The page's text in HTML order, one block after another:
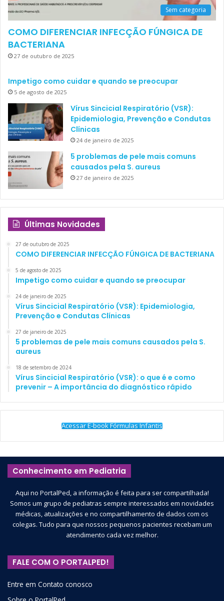
Sem categoria
COMO DIFERENCIAR INFECÇÃO FÚNGICA DE
BACTERIANA
27 de outubro de 2025
Impetigo como cuidar e quando se preocupar
5 de agosto de 2025
Vírus Sincicial Respiratório (VSR):
Epidemiologia, Prevenção e Condutas
Clínicas
24 de janeiro de 2025
5 problemas de pele mais comuns
causados pela S. aureus
27 de janeiro de 2025
Últimas Novidades
27 de outubro de 2025
COMO DIFERENCIAR INFECÇÃO FÚNGICA DE BACTERIANA
5 de agosto de 2025
Impetigo como cuidar e quando se preocupar
24 de janeiro de 2025
Vírus Sincicial Respiratório (VSR): Epidemiologia,
Prevenção e Condutas Clínicas
27 de janeiro de 2025
5 problemas de pele mais comuns causados pela S.
aureus
18 de setembro de 2024
Vírus Sincicial Respiratório (VSR): o que é e como
prevenir – A importância do diagnóstico rápido
Acessar E-book Fórmulas Infantis
Conhecimento em Pediatria
Aqui no PortalPed, a informação é feita para ser compartilhada!
Somos um grupo de pediatras sempre interessados em novidades
médicas, atualizações e no compartilhamento de dados com os
colegas. Tudo para que nossos pequenos pacientes recebam um
atendimento cada vez melhor.
FALE COM O PORTALPED!
Entre em Contato conosco